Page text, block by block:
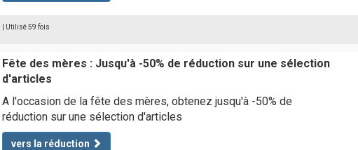
| Utilisé 59 fois
Fête des mères : Jusqu'à -50% de réduction sur une sélection
d'articles
A l'occasion de la fête des mères, obtenez jusqu'à -50% de
réduction sur une sélection d'articles
vers la réduction